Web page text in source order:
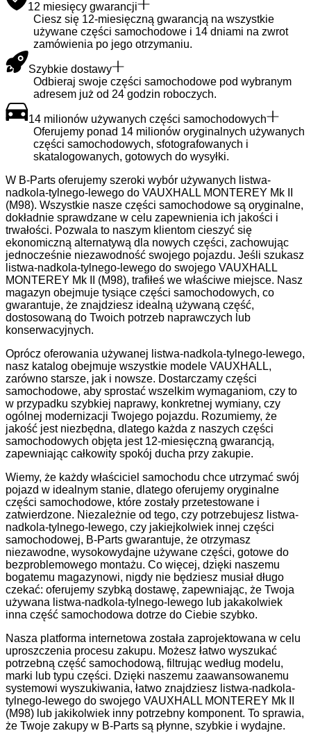
12 miesięcy gwarancji
Ciesz się 12-miesięczną gwarancją na wszystkie
używane części samochodowe i 14 dniami na zwrot
zamówienia po jego otrzymaniu.
Szybkie dostawy
Odbieraj swoje części samochodowe pod wybranym
adresem już od 24 godzin roboczych.
14 milionów używanych części samochodowych
Oferujemy ponad 14 milionów oryginalnych używanych
części samochodowych, sfotografowanych i
skatalogowanych, gotowych do wysyłki.
W B-Parts oferujemy szeroki wybór używanych listwa-
nadkola-tylnego-lewego do VAUXHALL MONTEREY Mk II
(M98). Wszystkie nasze części samochodowe są oryginalne,
dokładnie sprawdzane w celu zapewnienia ich jakości i
trwałości. Pozwala to naszym klientom cieszyć się
ekonomiczną alternatywą dla nowych części, zachowując
jednocześnie niezawodność swojego pojazdu. Jeśli szukasz
listwa-nadkola-tylnego-lewego do swojego VAUXHALL
MONTEREY Mk II (M98), trafiłeś we właściwe miejsce. Nasz
magazyn obejmuje tysiące części samochodowych, co
gwarantuje, że znajdziesz idealną używaną część,
dostosowaną do Twoich potrzeb naprawczych lub
konserwacyjnych.
Oprócz oferowania używanej listwa-nadkola-tylnego-lewego,
nasz katalog obejmuje wszystkie modele VAUXHALL,
zarówno starsze, jak i nowsze. Dostarczamy części
samochodowe, aby sprostać wszelkim wymaganiom, czy to
w przypadku szybkiej naprawy, konkretnej wymiany, czy
ogólnej modernizacji Twojego pojazdu. Rozumiemy, że
jakość jest niezbędna, dlatego każda z naszych części
samochodowych objęta jest 12-miesięczną gwarancją,
zapewniając całkowity spokój ducha przy zakupie.
Wiemy, że każdy właściciel samochodu chce utrzymać swój
pojazd w idealnym stanie, dlatego oferujemy oryginalne
części samochodowe, które zostały przetestowane i
zatwierdzone. Niezależnie od tego, czy potrzebujesz listwa-
nadkola-tylnego-lewego, czy jakiejkolwiek innej części
samochodowej, B-Parts gwarantuje, że otrzymasz
niezawodne, wysokowydajne używane części, gotowe do
bezproblemowego montażu. Co więcej, dzięki naszemu
bogatemu magazynowi, nigdy nie będziesz musiał długo
czekać: oferujemy szybką dostawę, zapewniając, że Twoja
używana listwa-nadkola-tylnego-lewego lub jakakolwiek
inna część samochodowa dotrze do Ciebie szybko.
Nasza platforma internetowa została zaprojektowana w celu
uproszczenia procesu zakupu. Możesz łatwo wyszukać
potrzebną część samochodową, filtrując według modelu,
marki lub typu części. Dzięki naszemu zaawansowanemu
systemowi wyszukiwania, łatwo znajdziesz listwa-nadkola-
tylnego-lewego do swojego VAUXHALL MONTEREY Mk II
(M98) lub jakikolwiek inny potrzebny komponent. To sprawia,
że Twoje zakupy w B-Parts są płynne, szybkie i wydajne.